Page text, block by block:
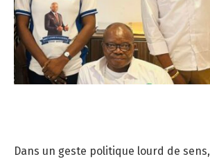
Dans un geste politique lourd de sens,